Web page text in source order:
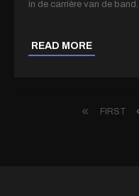
in de carrière van de band.
READ MORE
FIRST